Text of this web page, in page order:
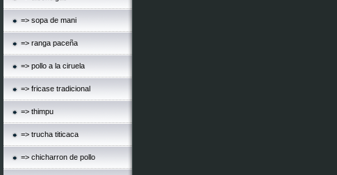
=> sopa de mani
=> ranga paceña
=> pollo a la ciruela
=> fricase tradicional
=> thimpu
=> trucha titicaca
=> chicharron de pollo